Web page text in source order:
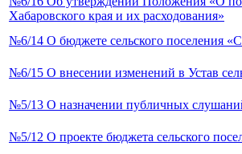
Хабаровского края и их расходования»
№6/14 О бюджете сельского поселения
№6/15 О внесении изменений в Устав
№5/13 О назначении публичных
№5/12 О проекте бюджета сельского